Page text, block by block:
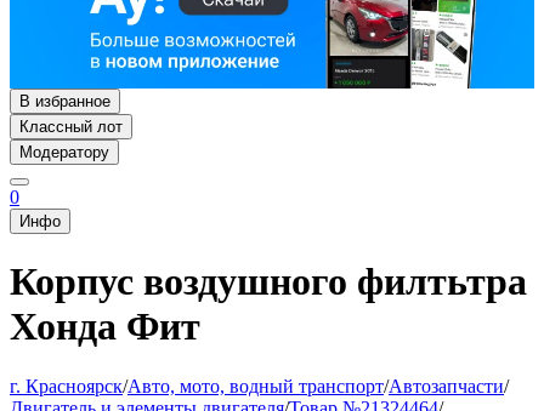
В избранное
Классный лот
Модератору
0
Инфо
Корпус воздушного филтьтра
Хонда Фит
г. Красноярск/Авто, мото, водный транспорт/Автозапчасти/